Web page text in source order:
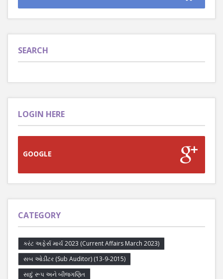
SEARCH
LOGIN HERE
GOOGLE
CATEGORY
કરંટ અફેર્સ માર્ચ 2023 (Current Affairs March 2023)
સબ ઓડીટર (Sub Auditor) (13-9-2015)
સાદું રૂપ અને બીજગણિત